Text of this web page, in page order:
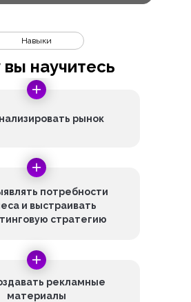
научитесь
Навыки
рынок
потребности
и выстраивать
стратегию
рекламные
материалы